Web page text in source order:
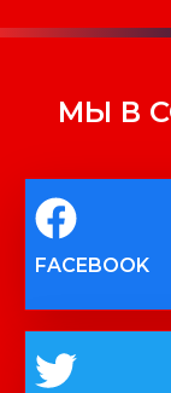
МЫ В
FACEBOOK